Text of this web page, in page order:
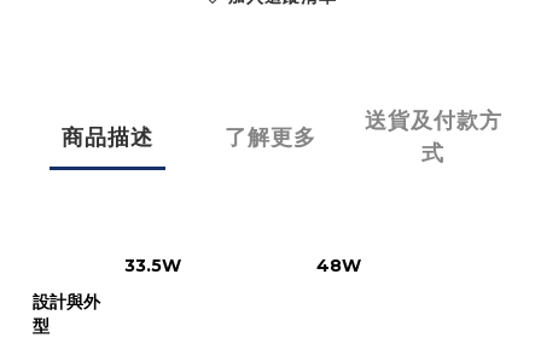
商品描述 了解更多
送貨及付款方
式
33.5W
48W
設計與外
型